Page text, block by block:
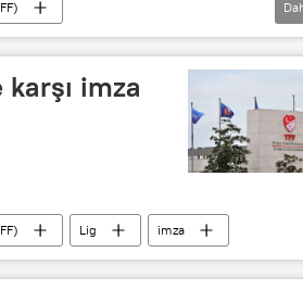
Mehmet Büyükekşi
imza
Lig imza